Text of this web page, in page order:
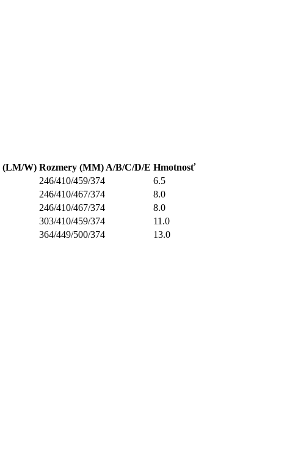
(LM/W) Rozmery (MM) A/B/C/D/E Hmotnosť
246/410/459/374
6.5
246/410/467/374
8.0
246/410/467/374
8.0
303/410/459/374
11.0
364/449/500/374 13.0